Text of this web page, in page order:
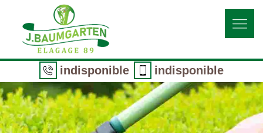
indisponible indisponible